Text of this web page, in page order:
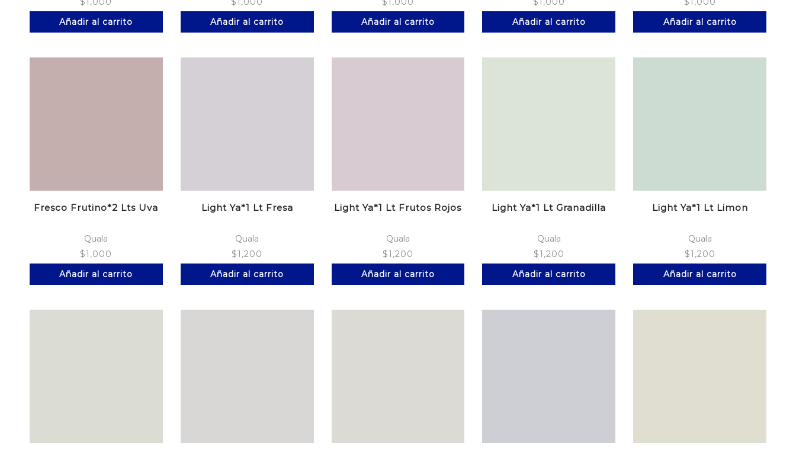
Añadir al carrito
Añadir al carrito
Añadir al carrito
Añadir al carrito
Añadir al carrito
Fresco Frutino*2 Lts Uva
Quala
$1,000
Añadir al carrito
Light Ya*1 Lt Fresa
Quala
$1,200
Añadir al carrito
Light Ya*1 Lt Frutos Rojos
Quala
$1,200
Añadir al carrito
Light Ya*1 Lt Granadilla
Quala
$1,200
Añadir al carrito
Light Ya*1 Lt Limon
Quala
$1,200
Añadir al carrito